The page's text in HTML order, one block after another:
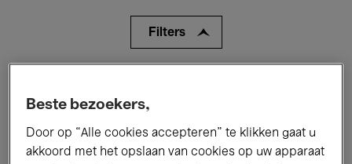
Filters
Performances Lezingen & Debatten
Beste bezoekers,
Door op “Alle cookies accepteren” te klikken gaat u
akkoord met het opslaan van cookies op uw apparaat